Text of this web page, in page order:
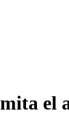
el